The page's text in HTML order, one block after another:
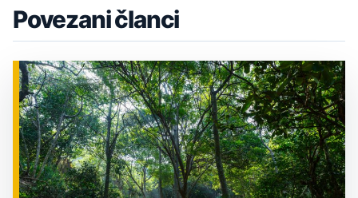
Povezani članci